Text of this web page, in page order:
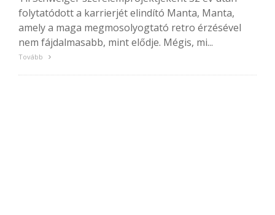
folytatódott a karrierjét elindító Manta, Manta,
amely a maga megmosolyogtató retro érzésével
nem fájdalmasabb, mint elődje. Mégis, mi...
Tovább